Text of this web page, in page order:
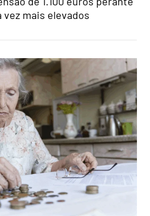
vez mais elevados